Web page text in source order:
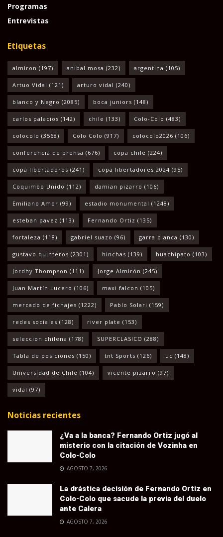
Programas
Entrevistas
Etiquetas
almiron (197) anibal mosa (232) argentina (105)
Artuo Vidal (121) arturo vidal (240)
blanco y Negro (2085) boca juniors (148)
carlos palacios (142) chile (133) Colo-Colo (483)
colocolo (3568) Colo Colo (917) colocolo2026 (106)
conferencia de prensa (676) copa chile (224)
copa libertadores (241) copa libertadores 2024 (95)
Coquimbo Unido (112) damian pizarro (106)
Emiliano Amor (99) estadio monumental (1248)
esteban pavez (113) Fernando Ortiz (135)
fortaleza (118) gabriel suazo (96) garra blanca (130)
gustavo quinteros (2301) hinchas (139) huachipato (103)
Jordhy Thompson (111) Jorge Almirón (245)
Juan Martín Lucero (106) maxi falcon (105)
mercado de fichajes (1222) Pablo Solari (159)
redes sociales (128) river plate (153)
seleccion chilena (178) SUPERCLASICO (288)
Tabla de posiciones (150) tnt Sports (126) uc (148)
Universidad de Chile (104) vicente pizarro (97)
vidal (97)
Noticias recientes
¿Va a la banca? Fernando Ortiz jugó al
misterio con la citación de Vozinha en
Colo-Colo
AGOSTO 7, 2026
La drástica decisión de Fernando Ortiz en
Colo-Colo que sacude la previa del duelo
ante Calera
AGOSTO 7, 2026